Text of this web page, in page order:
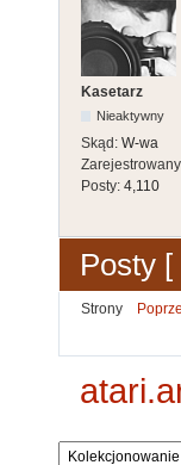
Kasetarz
Nieaktywny
Skąd: W-wa
Posty: 4,110
Posty
Strony